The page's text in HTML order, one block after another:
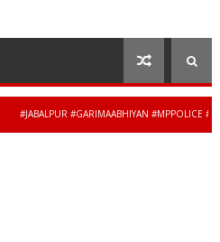
#JABALPUR #GARIMAABHIYAN #MPPOLICE